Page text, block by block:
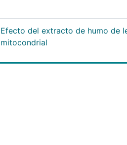
Efecto del extracto de humo de
mitocondrial